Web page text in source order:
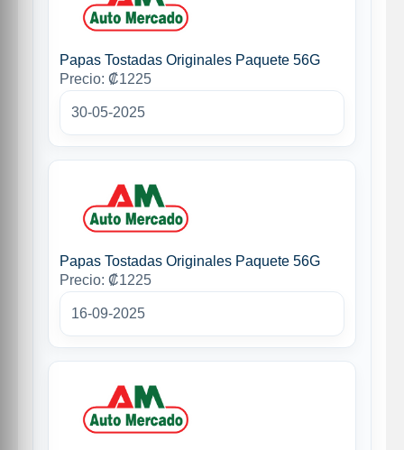
Papas Tostadas Originales Paquete 56G
Precio: ₡1225
30-05-2025
Papas Tostadas Originales Paquete 56G
Precio: ₡1225
16-09-2025